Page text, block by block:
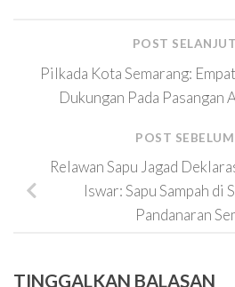
POST
Pilkada Kota Semarang:
Dukungan Pada Pasangan
POST
Relawan Sapu Jagad
Iswar: Sapu Sampah di
Pandanaran
TINGGALKAN BALASAN